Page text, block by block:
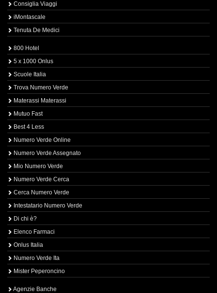
Consiglia Viaggi
iMontascale
Tenuta De Medici
800 Hotel
5 x 1000 Onlus
Scuole Italia
Trova Numero Verde
Materassi Materassi
Mutuo Fast
Best 4 Less
Numero Verde Online
Numero Verde Assegnato
Mio Numero Verde
Numero Verde Cerca
Cerca Numero Verde
Intestatario Numero Verde
Di chi è?
Elenco Farmaci
Onlus Italia
Numero Verde Ita
Mister Peperoncino
Agenzie Banche